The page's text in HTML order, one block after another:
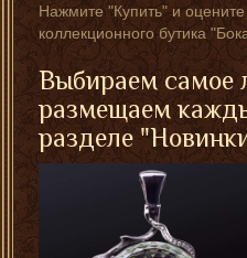
Нажмите "Купить" и
коллекционного бутика
Выбираем самое
размещаем
разделе "